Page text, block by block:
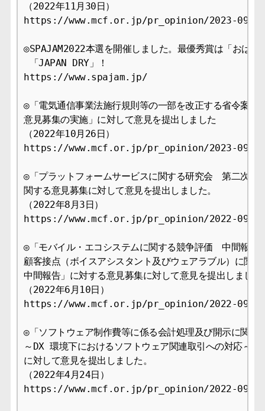
（2022年11月30日）
https://www.mcf.or.jp/pr_opinion/2023-09
◎SPAJAM2022本選を開催しました。最優秀賞は「おは
「JAPAN DRY」！
https://www.spajam.jp/
◎「電気通信事業法施行規則等の一部を改正する省令案等
意見募集の実施」に対して意見を提出しました
（2022年10月26日）
https://www.mcf.or.jp/pr_opinion/2023-09
◎「プラットフォームサービスに関する研究会　第二次と
関する意見募集に対して意見を提出しました。
（2022年8月3日）
https://www.mcf.or.jp/pr_opinion/2022-09
◎「モバイル・エコシステムに関する競争評価　中間報告
顧客接点（ボイスアシスタント及びウェアラブル）に関
中間報告」に対する意見募集に対して意見を提出しました
（2022年6月10日）
https://www.mcf.or.jp/pr_opinion/2022-09
◎「ソフトウェア制作費等に係る会計処理及び開示に関す
～DX 環境下におけるソフトウェア関連取引への対応～（
に対して意見を提出しました。
（2022年4月24日）
https://www.mcf.or.jp/pr_opinion/2022-09